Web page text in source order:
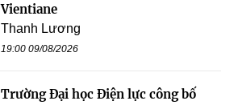
Vientiane
Thanh Lương
19:00 09/08/2026
Trường Đại học Điện lực công bố